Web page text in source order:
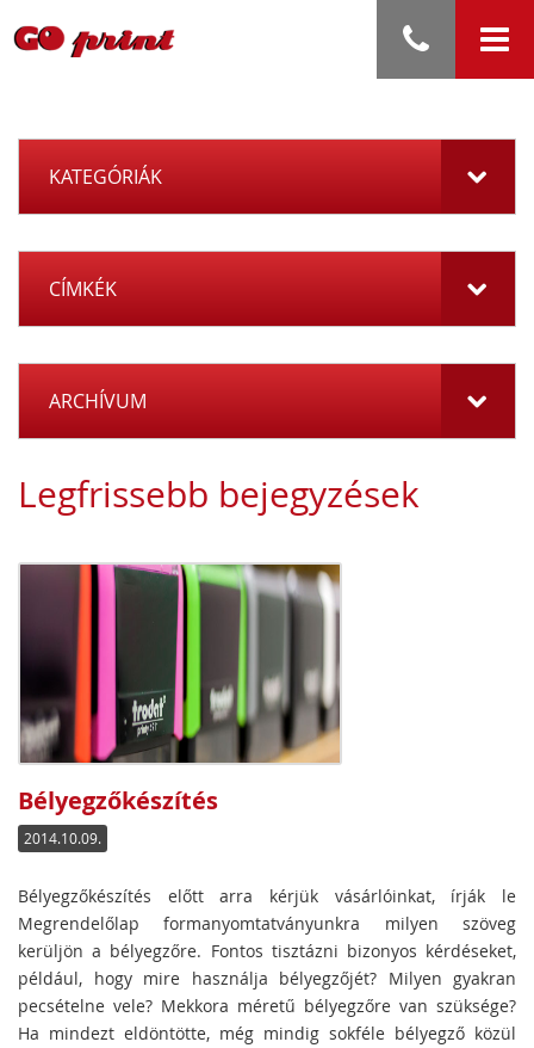
KATEGÓRIÁK
CÍMKÉK
ARCHÍVUM
Legfrissebb bejegyzések
Bélyegzőkészítés
2014.10.09.
Bélyegzőkészítés előtt arra kérjük vásárlóinkat, írják le
Megrendelőlap formanyomtatványunkra milyen szöveg
kerüljön a bélyegzőre. Fontos tisztázni bizonyos kérdéseket,
például, hogy mire használja bélyegzőjét? Milyen gyakran
pecsételne vele? Mekkora méretű bélyegzőre van szüksége?
Ha mindezt eldöntötte, még mindig sokféle bélyegző közül